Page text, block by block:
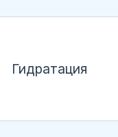
Гидратация